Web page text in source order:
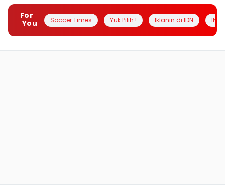
For
You
Soccer Times Yuk Pilih ! Iklanin di IDN